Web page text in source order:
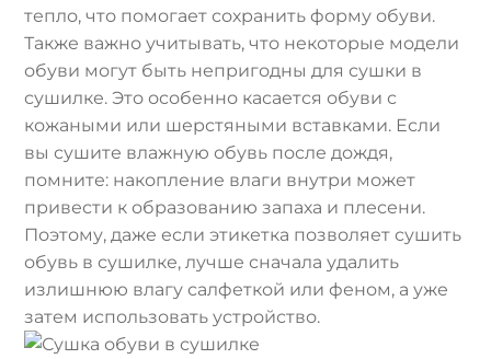
тепло, что помогает сохранить форму обуви.
Также важно учитывать, что некоторые модели
обуви могут быть непригодны для сушки в
сушилке. Это особенно касается обуви с
кожаными или шерстяными вставками. Если
вы сушите влажную обувь после дождя,
помните: накопление влаги внутри может
привести к образованию запаха и плесени.
Поэтому, даже если этикетка позволяет сушить
обувь в сушилке, лучше сначала удалить
излишнюю влагу салфеткой или феном, а уже
затем использовать устройство.